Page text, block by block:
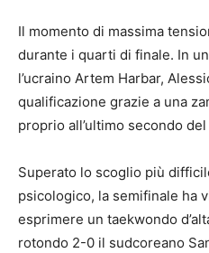
Il momento di massima
durante i quarti di finale. In
l’ucraino Artem Harbar,
qualificazione grazie a una
proprio all’ultimo secondo
Superato lo scoglio più
psicologico, la semifinale ha
esprimere un taekwondo
rotondo 2-0 il sudcoreano